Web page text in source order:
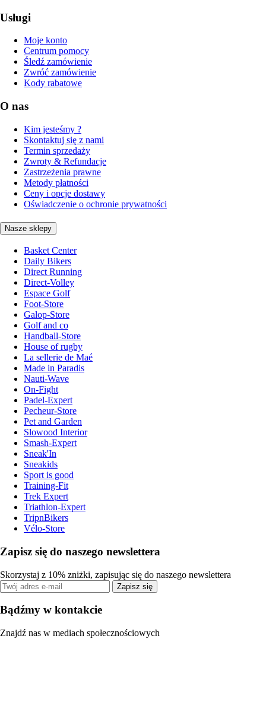
Usługi
Moje konto
Centrum pomocy
Śledź zamówienie
Zwróć zamówienie
Kody rabatowe
O nas
Kim jesteśmy ?
Skontaktuj się z nami
Termin sprzedaży
Zwroty & Refundacje
Zastrzeżenia prawne
Metody płatności
Ceny i opcje dostawy
Oświadczenie o ochronie prywatności
Nasze sklepy
Basket Center
Daily Bikers
Direct Running
Direct-Volley
Espace Golf
Foot-Store
Galop-Store
Golf and co
Handball-Store
House of rugby
La sellerie de Maé
Made in Paradis
Nauti-Wave
On-Fight
Padel-Expert
Pecheur-Store
Pet and Garden
Slowood Interior
Smash-Expert
Sneak'In
Sneakids
Sport is good
Training-Fit
Trek Expert
Triathlon-Expert
TripnBikers
Vélo-Store
Zapisz się do naszego newslettera
Skorzystaj z 10% zniżki, zapisując się do naszego newslettera
Zapisz się
Bądźmy w kontakcie
Znajdź nas w mediach społecznościowych